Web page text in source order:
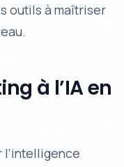
outils à maîtriser
à l’IA en
l’intelligence